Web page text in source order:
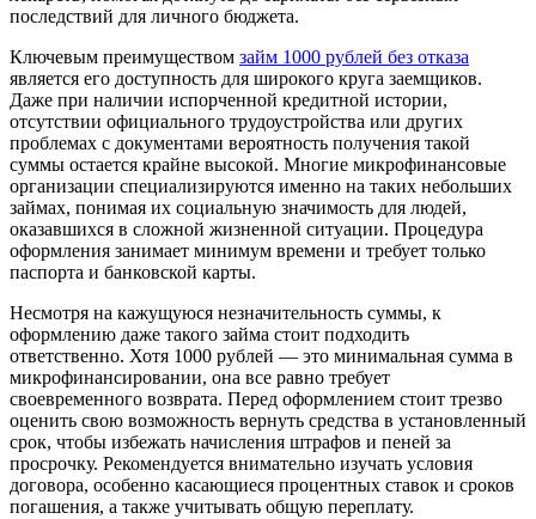
последствий для личного бюджета.
Ключевым преимуществом займ 1000 рублей без отказа
является его доступность для широкого круга заемщиков.
Даже при наличии испорченной кредитной истории,
отсутствии официального трудоустройства или других
проблемах с документами вероятность получения такой
суммы остается крайне высокой. Многие микрофинансовые
организации специализируются именно на таких небольших
займах, понимая их социальную значимость для людей,
оказавшихся в сложной жизненной ситуации. Процедура
оформления занимает минимум времени и требует только
паспорта и банковской карты.
Несмотря на кажущуюся незначительность суммы, к
оформлению даже такого займа стоит подходить
ответственно. Хотя 1000 рублей — это минимальная сумма в
микрофинансировании, она все равно требует
своевременного возврата. Перед оформлением стоит трезво
оценить свою возможность вернуть средства в установленный
срок, чтобы избежать начисления штрафов и пеней за
просрочку. Рекомендуется внимательно изучать условия
договора, особенно касающиеся процентных ставок и сроков
погашения, а также учитывать общую переплату.